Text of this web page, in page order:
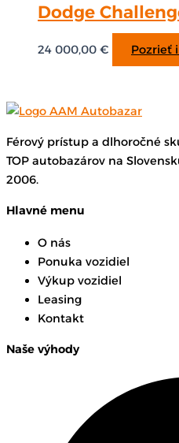
Dodge
24 000,00 € Pozrieť
Férový prístup a dlhoročné
TOP autobazárov na
2006.
Hlavné menu
O nás
Ponuka vozidiel
Výkup vozidiel
Leasing
Kontakt
Naše výhody